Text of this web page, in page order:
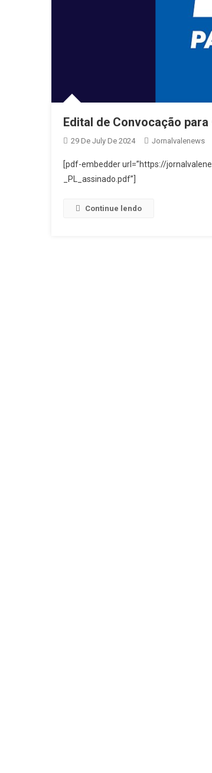
Edital de Convocação
29 De July De 2024 Jornalvalenews
[pdf-embedder url=”https://
_PL_assinado.pdf”]
Continue lendo